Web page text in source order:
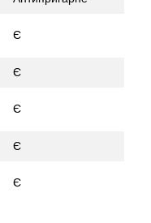
Є
Є
Є
Є
Є